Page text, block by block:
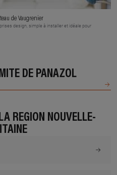
de Vaugrenier
design, simple à installer et idéale pour
DE PANAZOL
RÉGION NOUVELLE-